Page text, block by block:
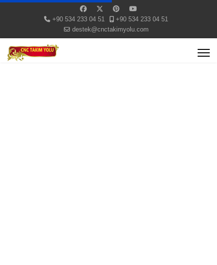
+90 534 233 04 51
+90 534 233 04 51
destek@cnctakimyolu.com